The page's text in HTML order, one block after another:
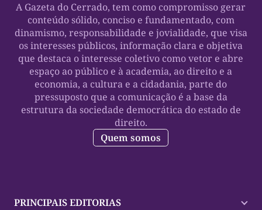
A Gazeta do Cerrado, tem como compromisso gerar
conteúdo sólido, conciso e fundamentado, com
dinamismo, responsabilidade e jovialidade, que visa
os interesses públicos, informação clara e objetiva
que destaca o interesse coletivo como vetor e abre
espaço ao público e à academia, ao direito e a
economia, a cultura e a cidadania, parte do
pressuposto que a comunicação é a base da
estrutura da sociedade democrática do estado de
direito.
Quem somos
PRINCIPAIS EDITORIAS